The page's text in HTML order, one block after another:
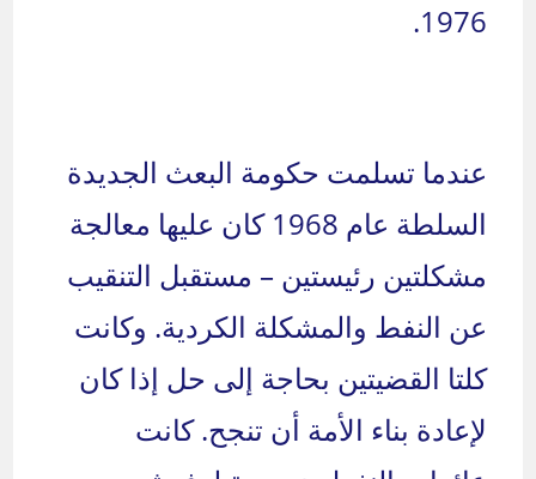
1976.
عندما تسلمت حكومة البعث الجديدة
السلطة عام 1968 كان عليها معالجة
مشكلتين رئيستين – مستقبل التنقيب
عن النفط والمشكلة الكردية. وكانت
كلتا القضيتين بحاجة إلى حل إذا كان
لإعادة بناء الأمة أن تنجح. كانت